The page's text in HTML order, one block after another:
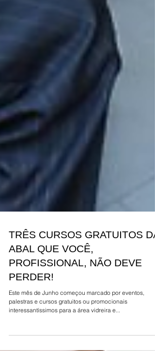
TRÊS CURSOS GRATUITOS DA
ABAL QUE VOCÊ,
PROFISSIONAL, NÃO DEVE
PERDER!
Este mês de Junho começou marcado por eventos,